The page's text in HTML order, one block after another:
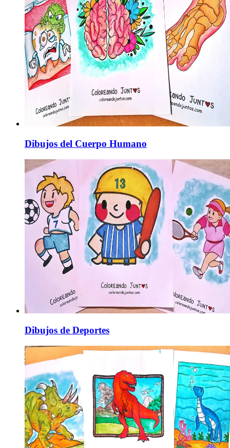
Dibujos del Cuerpo Humano
Dibujos de Deportes